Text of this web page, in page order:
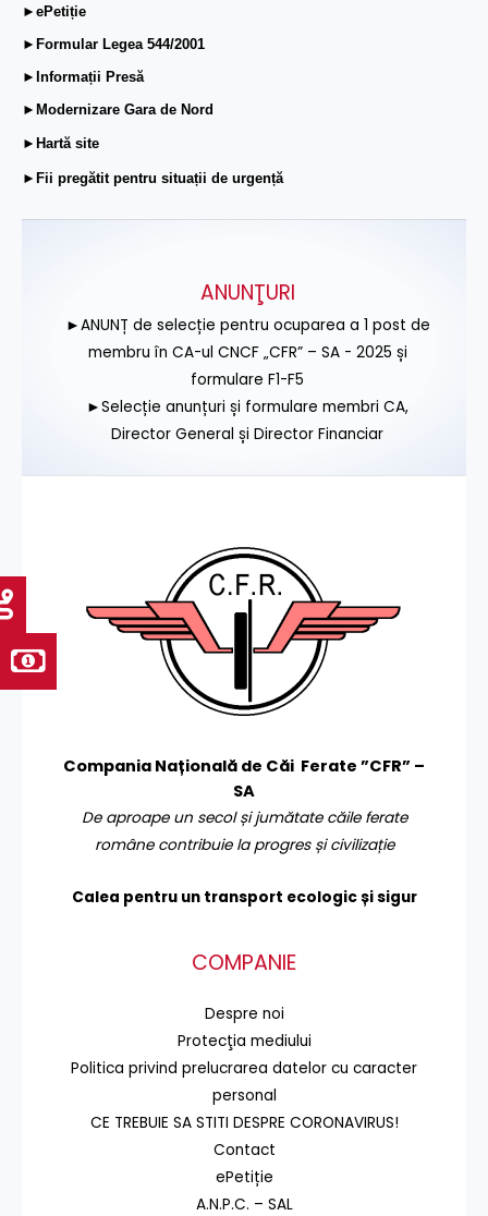
►ePetiție
►Formular Legea 544/2001
►Informații Presă
►Modernizare Gara de Nord
►Hartă site
►Fii pregătit pentru situații de urgență
ANUNŢURI
►ANUNȚ de selecție pentru ocuparea a 1 post de
membru în CA-ul CNCF „CFR” – SA - 2025 și
formulare F1-F5
►Selecție anunțuri și formulare membri CA,
Director General și Director Financiar
Compania Națională de Căi Ferate ”CFR” –
SA
De aproape un secol și jumătate căile ferate
române contribuie la progres și civilizație
Calea pentru un transport ecologic și sigur
COMPANIE
Despre noi
Protecţia mediului
Politica privind prelucrarea datelor cu caracter
personal
CE TREBUIE SA STITI DESPRE CORONAVIRUS!
Contact
ePetiție
A.N.P.C. – SAL